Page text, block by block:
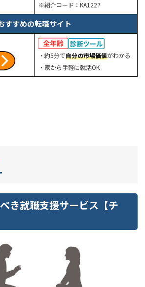
※紹介コード：KA1227
すすめの転職サイト
・約5分で自分の市場価値がわかる
・家から手軽に就活OK
き就職支援サービス【チ